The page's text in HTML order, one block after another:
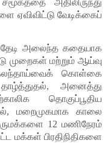
அதிலிருந்து
ஏவிவிட்டு வேடிக்கைப்
அலைந்த கதையாக
முறைகள் மற்றும் ஆய்வு
கலந்தாய்வைக் கொள்கை
தாழ்த்துதல், அனைத்து
தொகுப்பூதிய
மறைமுகமாக காலை
12 மணிநேரம்
மக்கள் பிரதிநிதிகளை